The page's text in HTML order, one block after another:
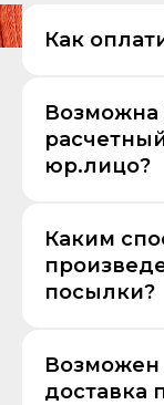
Как
Возможна
юр.лицо?
Каким
посылки?
Возможен
доставка